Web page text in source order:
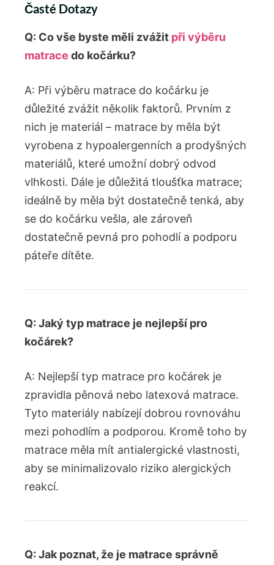
Časté Dotazy
Q: Co vše byste měli zvážit při výběru
matrace do kočárku?
A: Při výběru matrace do kočárku je
důležité zvážit několik faktorů. Prvním z
nich je materiál – matrace by měla být
vyrobena z hypoalergenních a prodyšných
materiálů, které umožní dobrý odvod
vlhkosti. Dále je důležitá tloušťka matrace;
ideálně by měla být dostatečně tenká, aby
se do kočárku vešla, ale zároveň
dostatečně pevná pro pohodlí a podporu
páteře dítěte.
Q: Jaký typ matrace je nejlepší pro
kočárek?
A: Nejlepší typ matrace pro kočárek je
zpravidla pěnová nebo latexová matrace.
Tyto materiály nabízejí dobrou rovnováhu
mezi pohodlím a podporou. Kromě toho by
matrace měla mít antialergické vlastnosti,
aby se minimalizovalo riziko alergických
reakcí.
Q: Jak poznat, že je matrace správně